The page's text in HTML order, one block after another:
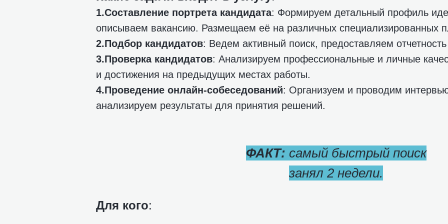
1.Составление портрета кандидата: Формируем детальный профиль
описываем вакансию. Размещаем её на различных специализированных
2.Подбор кандидатов: Ведем активный поиск, предоставляем
3.Проверка кандидатов: Анализируем профессиональные и личные
и достижения на предыдущих местах работы.
4.Проведение онлайн-собеседований: Организуем и проводим
анализируем результаты для принятия решений.
ФАКТ: самый быстрый поиск
занял 2 недели.
Для кого: